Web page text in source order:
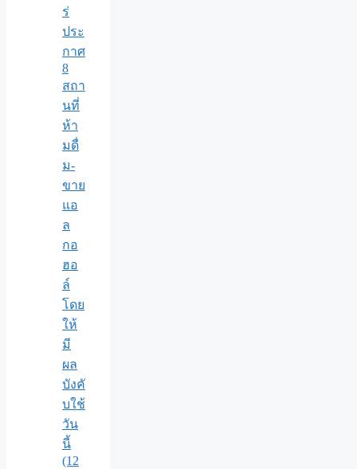
ร่
ประ
กาศ
8
สถา
นที่
ห้า
มดื่
ม-
ขาย
แอ
ล
กอ
ฮอ
ล์
โดย
ให้
มี
ผล
บังคั
บใช้
วัน
นี้
(12